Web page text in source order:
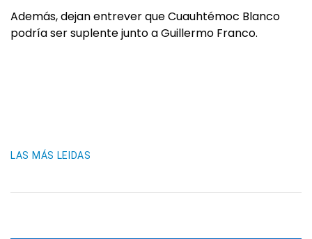
Además, dejan entrever que Cuauhtémoc Blanco
podría ser suplente junto a Guillermo Franco.
LAS MÁS LEIDAS